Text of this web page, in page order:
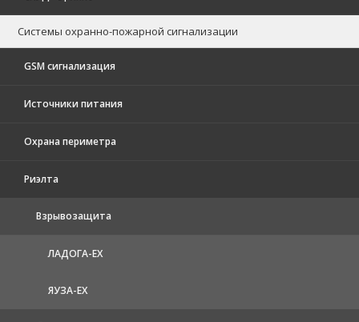
Системы охранно-пожарной сигнализации
GSM сигнализация
Источники питания
Охрана периметра
Риэлта
Взрывозащита
ЛАДОГА-EX
ЯУЗА-ЕХ